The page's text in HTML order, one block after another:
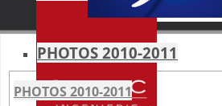
PHOTOS 2010-2011
PHOTOS 2010-2011